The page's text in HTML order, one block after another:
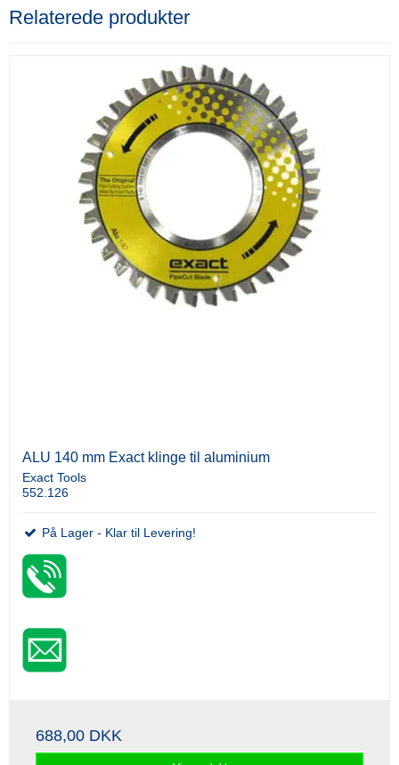
Relaterede produkter
ALU 140 mm Exact klinge til aluminium
Exact Tools
552.126
På Lager - Klar til Levering!
688,00 DKK